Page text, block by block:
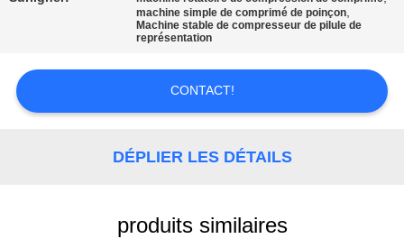
NOUVELLES
CAS
DEMANDEZ
machine simple de comprimé de poinçon,
Machine stable de compresseur de pilule de
représentation
CONTACT!
DÉPLIER LES DÉTAILS
produits similaires